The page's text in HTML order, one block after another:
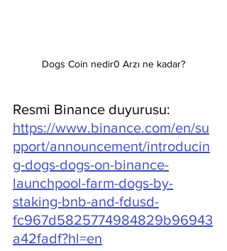
Dogs Coin nedir0 Arzı ne kadar?
Resmi Binance duyurusu:
https://www.binance.com/en/su
pport/announcement/introducin
g-dogs-dogs-on-binance-
launchpool-farm-dogs-by-
staking-bnb-and-fdusd-
fc967d5825774984829b96943
a42fadf?hl=en